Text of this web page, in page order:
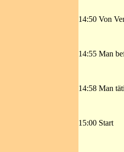
14:50 Von
14:55 Man
14:58 Man
15:00 Start